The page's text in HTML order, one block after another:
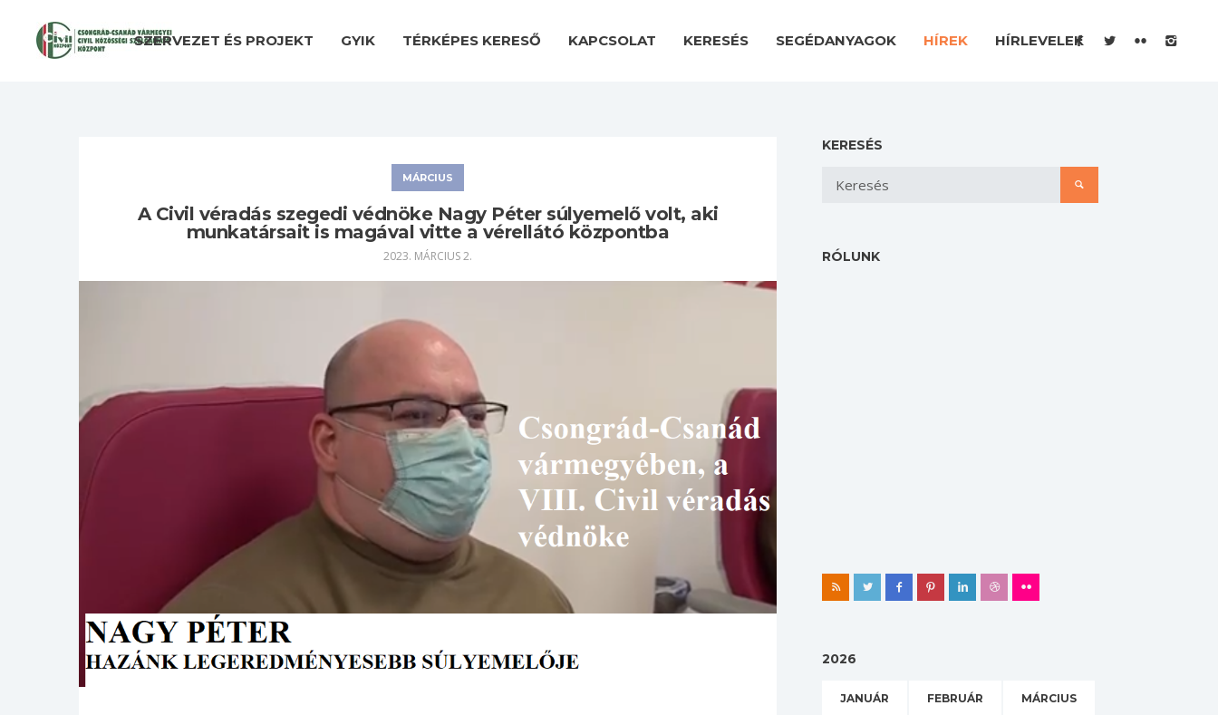
SZERVEZET ÉS PROJEKT GYIK TÉRKÉPES KERESŐ KAPCSOLAT KERESÉS SEGÉDANYAGOK HÍREK HÍRLEVELEK
MÁRCIUS
A Civil véradás szegedi védnöke Nagy Péter súlyemelő volt, aki
munkatársait is magával vitte a vérellátó központba
2023. MÁRCIUS 2.
KERESÉS
RÓLUNK
2026
JANUÁR FEBRUÁR MÁRCIUS